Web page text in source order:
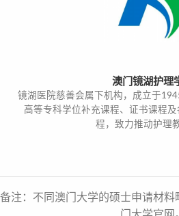
澳门镜湖护理
镜湖医院慈善会属下机构，成立于
高等专科学位补充课程、证书课程
程，致力推动护理
备注：不同澳门大学的硕士申请材